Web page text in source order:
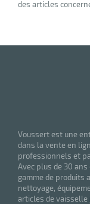
des articles
Voussert est une
dans la vente en
professionnels et
Avec plus de 30
gamme de produits
nettoyage,
articles de vaisselle